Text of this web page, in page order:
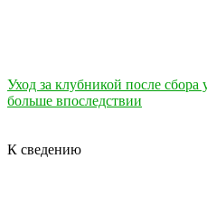
Уход за клубникой после
больше впоследствии
К сведению